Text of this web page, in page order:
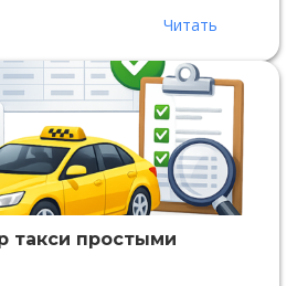
Читать
такси простыми